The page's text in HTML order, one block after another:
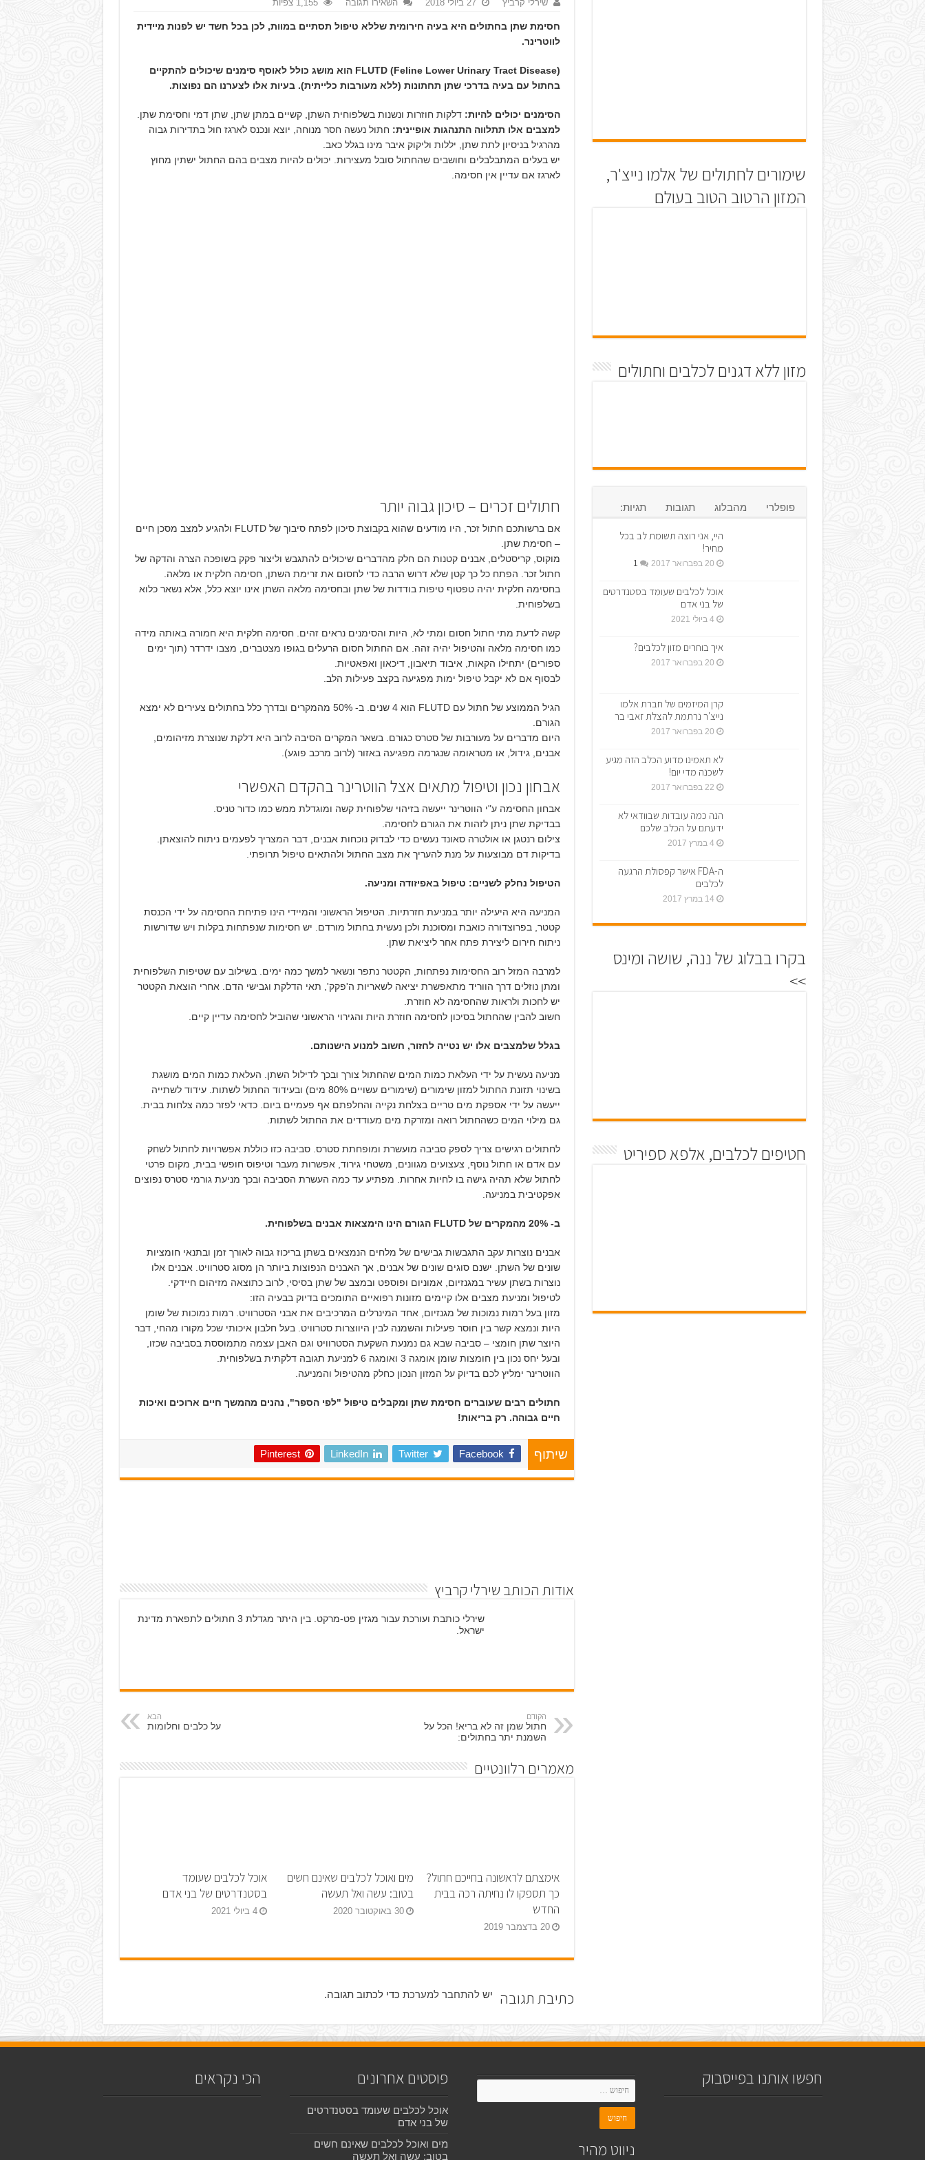
שירלי קרביץ 27 ביולי 2018 השאירו תגובה 1,155 צפיות
חסימת שתן בחתולים היא בעיה חירומית שללא טיפול תסתיים במוות, לכן בכל חשד יש לפנות מיידית
לווטרינר.
(FLUTD (Feline Lower Urinary Tract Disease הוא מושג כולל לאוסף סימנים שיכולים להתקיים
בחתול עם בעיה בדרכי שתן תחתונות (ללא מעורבות כלייתית). בעיות אלו לצערנו הם נפוצות.
הסימנים יכולים להיות: דלקות חוזרות ונשנות בשלפוחית השתן, קשיים במתן שתן, שתן דמי וחסימת שתן.
למצבים אלו תתלווה התנהגות אופיינית: חתול נעשה חסר מנוחה, יוצא ונכנס לארגז חול בתדירות גבוה
מהרגיל בניסיון לתת שתן, יללות וליקוק איבר מינו בגלל כאב.
יש בעלים המתבלבלים וחושבים שהחתול סובל מעצירות. יכולים להיות מצבים בהם החתול ישתין מחוץ
לארגז אם עדיין אין חסימה.
חתולים זכרים – סיכון גבוה יותר
אם ברשותכם חתול זכר, היו מודעים שהוא בקבוצת סיכון לפתח סיבוך של FLUTD ולהגיע למצב מסכן חיים
– חסימת שתן.
מוקוס, קריסטלים, אבנים קטנות הם חלק מהדברים שיכולים להתגבש וליצור פקק בשופכה הצרה והדקה של
חתול זכר. הפתח כל כך קטן שלא דרוש הרבה כדי לחסום את זרימת השתן, חסימה חלקית או מלאה.
בחסימה חלקית יהיה טפטוף טיפות בודדות של שתן ובחסימה מלאה השתן אינו יוצא כלל, אלא נשאר כלוא
בשלפוחית.
קשה לדעת מתי חתול חסום ומתי לא, היות והסימנים נראים זהים. חסימה חלקית היא חמורה באותה מידה
כמו חסימה מלאה והטיפול יהיה זהה. אם החתול חסום הרעלים בגופו מצטברים, מצבו ידרדר (תוך ימים
ספורים) יתחילו הקאות, איבוד תיאבון, דיכאון ואפאטיות.
לבסוף אם לא יקבל טיפול ימות מפגיעה בקצב פעילות הלב.
הגיל הממוצע של חתול עם FLUTD הוא 4 שנים. ב- 50% מהמקרים ובדרך כלל בחתולים צעירים לא ימצא
הגורם.
היום מדברים על מעורבות של סטרס כגורם. בשאר המקרים הסיבה לרוב היא דלקת שנוצרת מזיהומים,
אבנים, גידול, או מטראומה שנגרמה מפגיעה באזור (לרוב מרכב פוגע).
אבחון נכון וטיפול מתאים אצל הווטרינר בהקדם האפשרי
אבחון החסימה ע"י הווטרינר ייעשה בזיהוי שלפוחית קשה ומוגדלת ממש כמו כדור טניס.
בבדיקת שתן ניתן לזהות את הגורם לחסימה.
צילום רנטגן או אולטרה סאונד נעשים כדי לבדוק נוכחות אבנים, דבר המצריך לפעמים ניתוח להוצאתן.
בדיקות דם מבוצעות על מנת להעריך את מצב החתול ולהתאים טיפול תרופתי.
הטיפול נחלק לשניים: טיפול באפיזודה ומניעה.
המניעה היא היעילה יותר במניעת חזרתיות. הטיפול הראשוני והמיידי הינו פתיחת החסימה על ידי הכנסת
קטטר, בפרוצדורה כואבת ומסוכנת ולכן נעשית בחתול מורדם. יש חסימות שנפתחות בקלות ויש שדורשות
ניתוח חירום ליצירת פתח אחר ליציאת שתן.
למרבה המזל רוב החסימות נפתחות, הקטטר נתפר ונשאר למשך כמה ימים. בשילוב עם שטיפות השלפוחית
ומתן נוזלים דרך הווריד מתאפשרת יציאה לשאריות ה'פקק', תאי הדלקת וגבישי הדם. אחרי הוצאת הקטטר
יש לחכות ולראות שהחסימה לא חוזרת.
חשוב להבין שהחתול בסיכון לחסימה חוזרת היות והגירוי הראשוני שהוביל לחסימה עדיין קיים.
בגלל שלמצבים אלו יש נטייה לחזור, חשוב למנוע הישנותם.
מניעה נעשית על ידי העלאת כמות המים שהחתול צורך ובכך לדילול השתן. העלאת כמות המים מושגת
בשינוי תזונת החתול למזון שימורים (שימורים עשויים 80% מים) ובעידוד החתול לשתות. עידוד לשתייה
ייעשה על ידי אספקת מים טריים בצלחת נקייה והחלפתם אף פעמיים ביום. כדאי לפזר כמה צלחות בבית.
גם מילוי המים כשהחתול רואה ומזרקת מים מעודדים את החתול לשתות.
לחתולים רגישים צריך לספק סביבה מועשרת ומופחתת סטרס. סביבה כזו כוללת אפשרויות לחתול לשחק
עם אדם או חתול נוסף, צעצועים מגוונים, משטחי גירוד, אפשרות מעבר וטיפוס חופשי בבית, מקום פרטי
לחתול שלא תהיה גישה בו לחיות אחרות. מפתיע עד כמה העשרת הסביבה ובכך מניעת גורמי סטרס נפוצים
אפקטיבית במניעה.
ב- 20% מהמקרים של FLUTD הגורם הינו הימצאות אבנים בשלפוחית.
אבנים נוצרות עקב התגבשות גבישים של מלחים הנמצאים בשתן בריכוז גבוה לאורך זמן ובתנאי חומציות
שונים של השתן. ישנם סוגים שונים של אבנים, אך האבנים הנפוצות ביותר הן מסוג סטרוויט. אבנים אלו
נוצרות בשתן עשיר במגנזיום, אמוניום ופוספט ובמצב של שתן בסיסי, לרוב כתוצאה מזיהום חיידקי.
לטיפול ומניעת מצבים אלו קיימים מזונות רפואיים התומכים בדיוק בבעיה הזו:
מזון בעל רמות נמוכות של מגנזיום, אחד המינרלים המרכיבים את אבני הסטרוויט. רמות נמוכות של שומן
היות ונמצא קשר בין חוסר פעילות והשמנה לבין היווצרות סטרוויט. בעל חלבון איכותי שכל מקורו מהחי, דבר
היוצר שתן חומצי – סביבה שבא גם נמנעת השקעת הסטרוויט וגם האבן עצמה מתמוססת בסביבה שכזו,
ובעל יחס נכון בין חומצות שומן אומגה 3 ואומגה 6 למניעת תגובה דלקתית בשלפוחית.
הווטרינר ימליץ לכם בדיוק על המזון הנכון כחלק מהטיפול והמניעה.
חתולים רבים שעוברים חסימת שתן ומקבלים טיפול "לפי הספר", נהנים מהמשך חיים ארוכים ואיכות
חיים גבוהה. רק בריאות!
שיתוף Facebook
Twitter
LinkedIn
Pinterest
אודות הכותב שירלי קרביץ
שירלי כותבת ועורכת עבור מגזין פט-מרקט. בין היתר מגדלת 3 חתולים לתפארת מדינת
ישראל.
הקודם
חתול שמן זה לא בריא! הכל על
השמנת יתר בחתולים:
הבא
על כלבים וחלומות
מאמרים רלוונטיים
אוכל לכלבים שעומד
בסטנדרטים של בני אדם
4 ביולי 2021
מים ואוכל לכלבים שאינם חשים
בטוב: עשה ואל תעשה
30 באוקטובר 2020
אימצתם לראשונה בחייכם חתול?
כך תספקו לו נחיתה רכה בבית
החדש
20 בדצמבר 2019
כתיבת תגובה ישלהתחבר למערכת כדי לכתוב תגובה.
שימורים לחתולים של אלמו נייצ'ר,
המזון הרטוב הטוב בעולם
מזון ללא דגנים לכלבים וחתולים
פופלרי מהבלוג תגובות תגיות:
היי, אני רוצה תשומת לב בכל
מחיר!
20 בפברואר 2017 1
אוכל לכלבים שעומד בסטנדרטים
של בני אדם
4 ביולי 2021
איך בוחרים מזון לכלבים?
20 בפברואר 2017
קרן המיזמים של חברת אלמו
נייצ'ר נרתמת להצלת זאבי בר
20 בפברואר 2017
לא תאמינו מדוע הכלב הזה מגיע
לשכנה מדי יום!
22 בפברואר 2017
הנה כמה עובדות שבוודאי לא
ידעתם על הכלב שלכם
4 במרץ 2017
ה-FDA אישר קפסולת הרגעה
לכלבים
14 במרץ 2017
בקרו בבלוג של ננה, שושה ומינס
>>
חטיפים לכלבים, אלפא ספיריט
חפשו אותנו בפייסבוק
ניווט מהיר
פוסטים אחרונים
אוכל לכלבים שעומד בסטנדרטים
של בני אדם
מים ואוכל לכלבים שאינם חשים
בטוב: עשה ואל תעשה
הכי נקראים